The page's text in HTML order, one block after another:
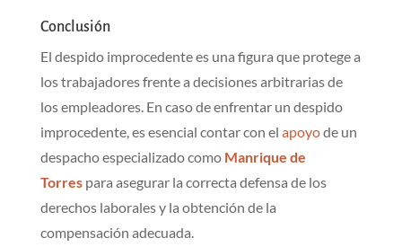
Conclusión
El despido improcedente es una figura que protege a
los trabajadores frente a decisiones arbitrarias de
los empleadores. En caso de enfrentar un despido
improcedente, es esencial contar con el apoyode un
despacho especializado como Manrique de
Torrespara asegurar la correcta defensa de los
derechos laborales y la obtención de la
compensación adecuada.